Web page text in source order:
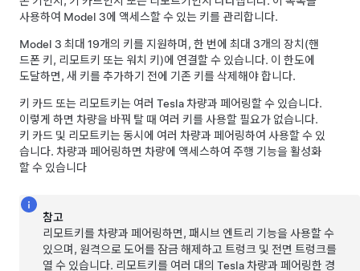
사용하여 Model 3에 액세스할 수 있는 키를 관리합니다.
Model 3 최대 19개의 키를 지원하며, 한 번에 최대 3개의 장치(핸
드폰 키, 리모트키 또는 워치 키)에 연결할 수 있습니다. 이 한도에
도달하면, 새 키를 추가하기 전에 기존 키를 삭제해야 합니다.
키 카드 또는 리모트키는 여러 Tesla 차량과 페어링할 수 있습니다.
이렇게 하면 차량을 바꿔 탈 때 여러 키를 사용할 필요가 없습니다.
키 카드 및 리모트키는 동시에 여러 차량과 페어링하여 사용할 수 있
습니다. 차량과 페어링하면 차량에 액세스하여 주행 기능을 활성화
할 수 있습니다
참고
리모트키를 차량과 페어링하면, 패시브 엔트리 기능을 사용할 수
있으며, 원격으로 도어를 잠금 해제하고 트렁크 및 전면 트렁크를
열 수 있습니다. 리모트키를 여러 대의 Tesla 차량과 페어링한 경